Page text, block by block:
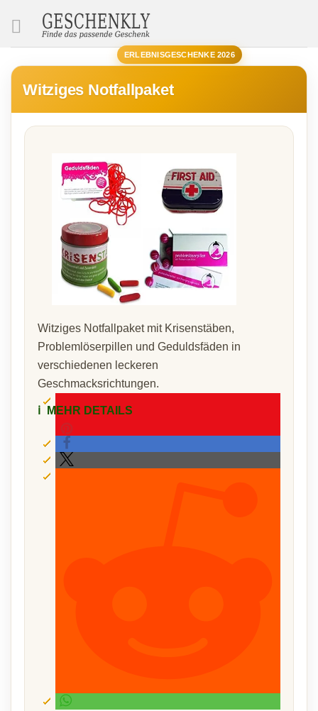
ERLEBNISGESCHENKE 2026
Witziges Notfallpaket
Witziges Notfallpaket mit Krisenstäben,
Problemlöserpillen und Geduldsfäden in
verschiedenen leckeren
Geschmacksrichtungen.
ℹ️ MEHR DETAILS